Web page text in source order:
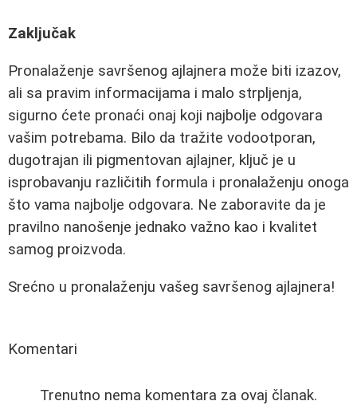
Zaključak
Pronalaženje savršenog ajlajnera može biti izazov,
ali sa pravim informacijama i malo strpljenja,
sigurno ćete pronaći onaj koji najbolje odgovara
vašim potrebama. Bilo da tražite vodootporan,
dugotrajan ili pigmentovan ajlajner, ključ je u
isprobavanju različitih formula i pronalaženju onoga
što vama najbolje odgovara. Ne zaboravite da je
pravilno nanošenje jednako važno kao i kvalitet
samog proizvoda.
Srećno u pronalaženju vašeg savršenog ajlajnera!
Komentari
Trenutno nema komentara za ovaj članak.